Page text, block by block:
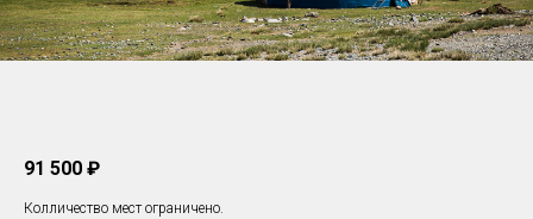
91 500 ₽
Колличество мест ограничено.